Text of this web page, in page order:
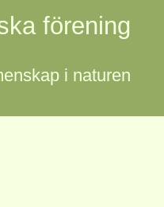
förening
i naturen